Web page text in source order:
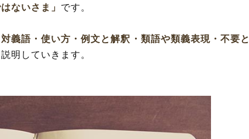
ないさま」 です。
義語・使い方・例文と解釈・類語や類義表現・不要と
明していきます。